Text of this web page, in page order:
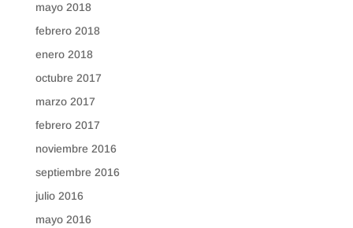
mayo 2018
febrero 2018
enero 2018
octubre 2017
marzo 2017
febrero 2017
noviembre 2016
septiembre 2016
julio 2016
mayo 2016